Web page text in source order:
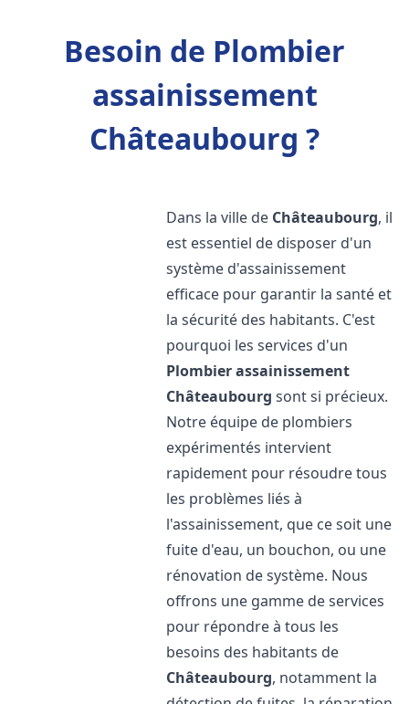
Besoin de Plombier
assainissement
Châteaubourg ?
Dans la ville de Châteaubourg, il
est essentiel de disposer d'un
système d'assainissement
efficace pour garantir la santé et
la sécurité des habitants. C'est
pourquoi les services d'un
Plombier assainissement
Châteaubourg sont si précieux.
Notre équipe de plombiers
expérimentés intervient
rapidement pour résoudre tous
les problèmes liés à
l'assainissement, que ce soit une
fuite d'eau, un bouchon, ou une
rénovation de système. Nous
offrons une gamme de services
pour répondre à tous les
besoins des habitants de
Châteaubourg, notamment la